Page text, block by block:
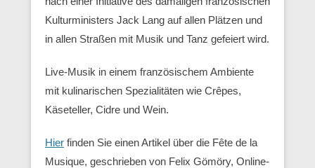
Kulturministers Jack Lang auf allen Plätzen und
in allen Straßen mit Musik und Tanz gefeiert wird.
Live-Musik in einem französischem Ambiente
mit kulinarischen Spezialitäten wie Crêpes,
Käseteller, Cidre und Wein.
Hier finden Sie einen Artikel über die Fête de la
Musique, geschrieben von Felix Gömöry, Online-